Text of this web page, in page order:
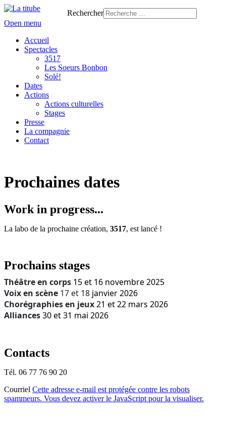
Rechercher
Open menu
Accueil
Spectacles
3517
Les Soeurs Bonbon
Solé!
Dates
Actions
Actions culturelles
Stages
Presse
La compagnie
Contact
Prochaines dates
Work in progress...
La labo de la prochaine création, 3517, est lancé !
Prochains stages
Théâtre en corps 15 et 16 novembre 2025
Voix en scène 17 et 18 janvier 2026
Chorégraphies en jeux21 et 22 mars 2026
Alliances30 et 31 mai 2026
Contacts
Tél. 06 77 76 90 20
Courriel Cette adresse e-mail est protégée contre les robots
spammeurs. Vous devez activer le JavaScript pour la visualiser.